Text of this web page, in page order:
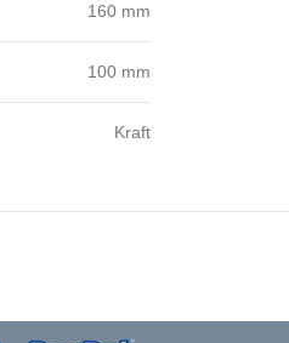
160 mm
100 mm
Kraft